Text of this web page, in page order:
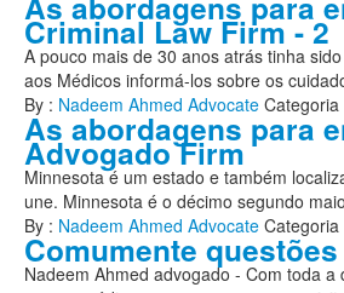
Criminal Law Firm - 2
A pouco mais de 30 anos atrás tinha
aos Médicos informá-los sobre os
By : Nadeem Ahmed Advocate Categoria
As abordagens para
Advogado Firm
Minnesota é um estado e também
une. Minnesota é o décimo segundo
By : Nadeem Ahmed Advocate Categoria
Comumente
Nadeem Ahmed advogado - Com toda